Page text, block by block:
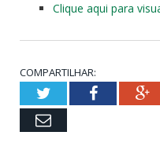
Clique aqui para
COMPARTILHAR:
TwitterFacebook
Email